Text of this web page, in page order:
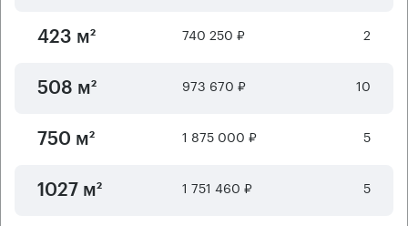
423 м² 740 250 ₽ 2
508 м² 973 670 ₽ 10
750 м² 1 875 000 ₽ 5
1027 м² 1 751 460 ₽ 5